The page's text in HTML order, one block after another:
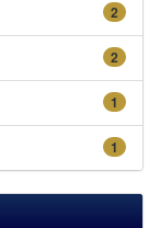
2
2
1
1